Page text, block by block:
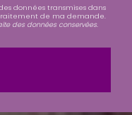
données transmises dans
de ma demande.
des données conservées.